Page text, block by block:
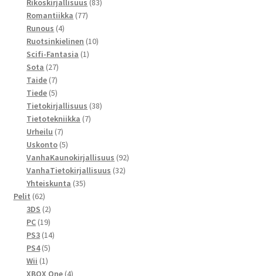
Rikoskirjallisuus 83
Romantiikka 7777
Runous 44
tuotetta
Ruotsinkielinen 1010
Scifi-Fantasia 11
Sota 2727
tuotetta
Taide 77
tuotetta
Tiede 55
tuotetta
Tietokirjallisuus 3838
Tietotekniikka 77
Urheilu 77
tuotetta
Uskonto 55
tuotetta
VanhaKaunokirjallisuus 9292
VanhaTietokirjallisuus 3232
Yhteiskunta 3535
Pelit 6262
tuotetta
3DS 22
tuotetta
PC 1919
tuotetta
PS3 1414
PS4 55
Wii 11
tuote
XBOX One 44